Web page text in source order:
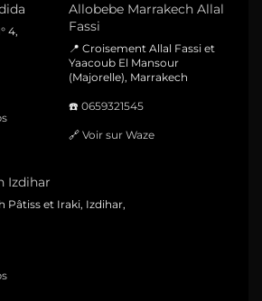
4,
Allobebe Marrakech Allal
Fassi
📍 Croisement Allal Fassi et
Yaacoub El Mansour
(Majorelle), Marrakech
☎️ 0659321545
🔗 Voir sur Waze
Izdihar
Pâtiss et Iraki, Izdihar,